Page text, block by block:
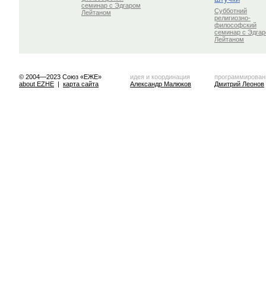
семинар с Эдгаром
Лейтаном
Субботний
религиозно-
философский
семинар с
Лейтаном
© 2004—2023 Союз «ЕЖЕ»
about EZHE | карта сайта
идея и координация
Александр Малюков
Дмитрий Леонов